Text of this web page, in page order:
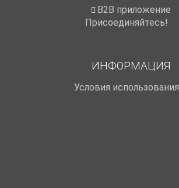
B2B приложение
Присоединяйтесь!
ИНФОРМАЦИЯ
Условия использования